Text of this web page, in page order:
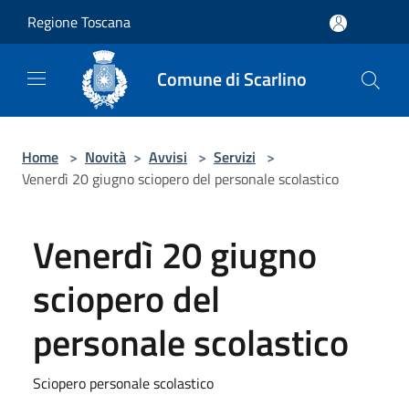
Regione Toscana
Comune di Scarlino
Home > Novità > Avvisi > Servizi >
Venerdì 20 giugno sciopero del personale scolastico
Venerdì 20 giugno
sciopero del
personale scolastico
Sciopero personale scolastico